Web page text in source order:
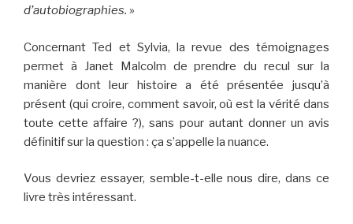
d’autobiographies. »
Concernant Ted et Sylvia, la revue des témoignages
permet à Janet Malcolm de prendre du recul sur la
manière dont leur histoire a été présentée jusqu’à
présent (qui croire, comment savoir, où est la vérité dans
toute cette affaire ?), sans pour autant donner un avis
définitif sur la question : ça s’appelle la nuance.
Vous devriez essayer, semble-t-elle nous dire, dans ce
livre très intéressant.